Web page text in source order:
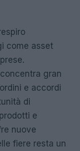
come asset
gran
e accordi
di
e
nuove
fiere resta un